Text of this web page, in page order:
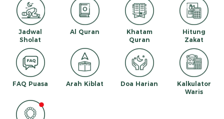
Jadwal
Sholat
Al Quran
Khatam
Quran
Hitung
Zakat
FAQ Puasa Arah Kiblat Doa Harian
Kalkulator
Waris